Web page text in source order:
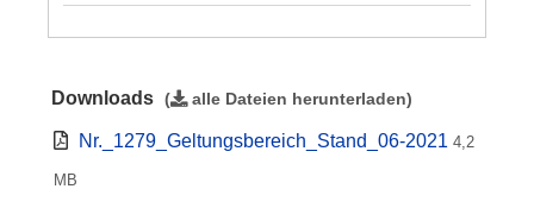
Downloads ( alle Dateien herunterladen)
Nr._1279_Geltungsbereich_Stand_06-2021 4,2
MB